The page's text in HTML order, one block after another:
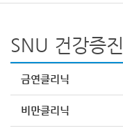
SNU 건강증진
금연클리닉
비만클리닉